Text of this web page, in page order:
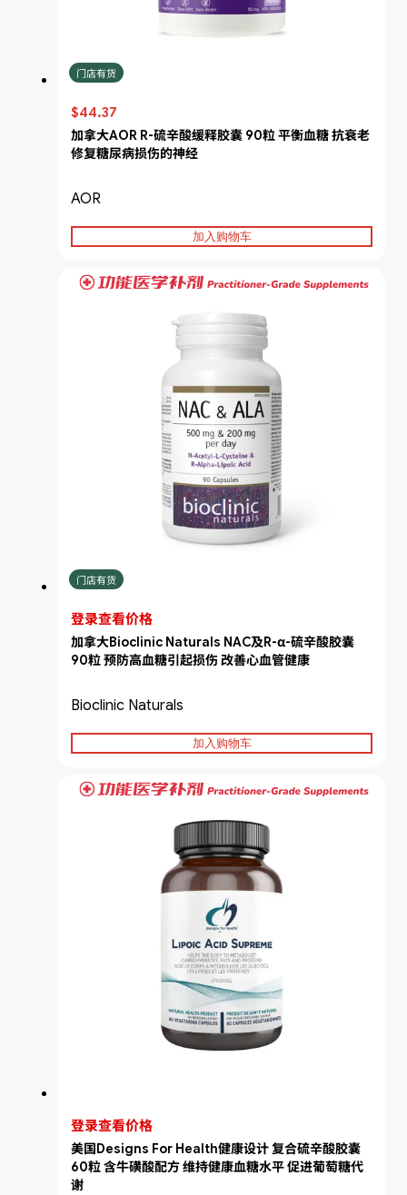
门店有货
$44.37
加拿大AOR R-硫辛酸缓释胶囊 90粒 平衡血糖 抗衰老
修复糖尿病损伤的神经
AOR
加入购物车
门店有货
登录查看价格
加拿大Bioclinic Naturals NAC及R-α-硫辛酸胶囊
90粒 预防高血糖引起损伤 改善心血管健康
Bioclinic Naturals
加入购物车
登录查看价格
美国Designs For Health健康设计 复合硫辛酸胶囊
60粒 含牛磺酸配方 维持健康血糖水平 促进葡萄糖代
谢